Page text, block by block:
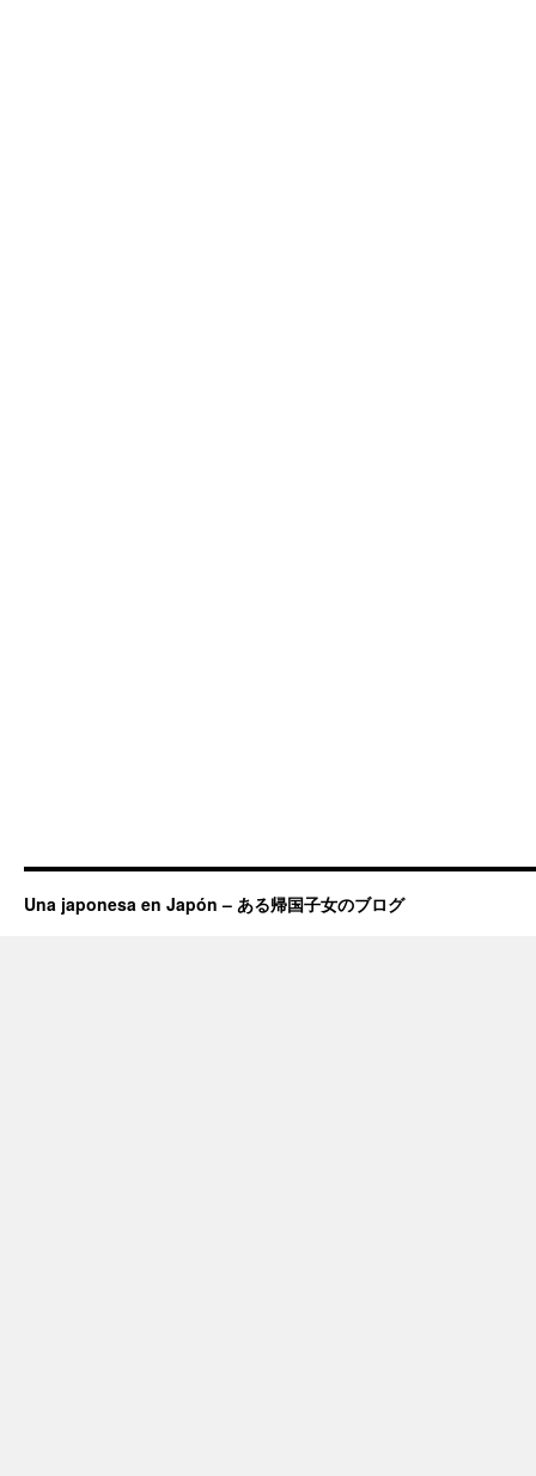
Una japonesa en Japón – ある帰国子女のブログ